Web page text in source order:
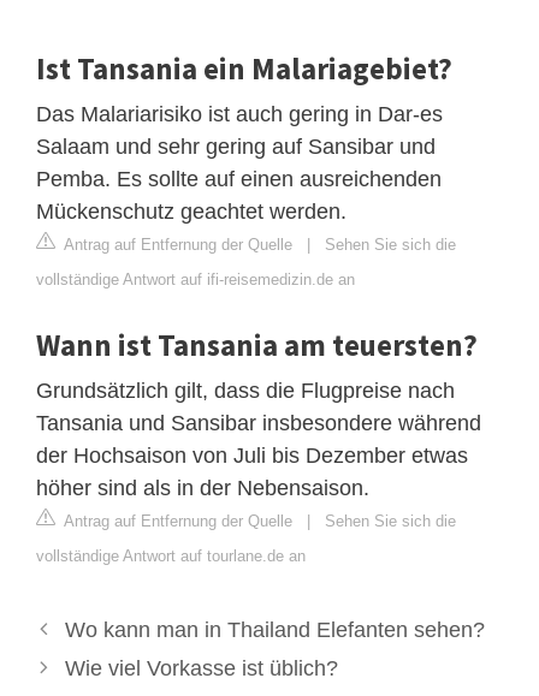
Ist Tansania ein Malariagebiet?
Das Malariarisiko ist auch gering in Dar-es
Salaam und sehr gering auf Sansibar und
Pemba. Es sollte auf einen ausreichenden
Mückenschutz geachtet werden.
Antrag auf Entfernung der Quelle | Sehen Sie sich die
vollständige Antwort auf ifi-reisemedizin.de an
Wann ist Tansania am teuersten?
Grundsätzlich gilt, dass die Flugpreise nach
Tansania und Sansibar insbesondere während
der Hochsaison von Juli bis Dezember etwas
höher sind als in der Nebensaison.
Antrag auf Entfernung der Quelle | Sehen Sie sich die
vollständige Antwort auf tourlane.de an
Wo kann man in Thailand Elefanten sehen?
Wie viel Vorkasse ist üblich?